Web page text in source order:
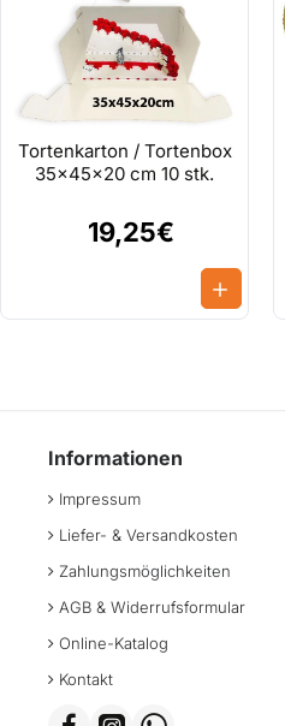
Tortenkarton / Tortenbox
35x45x20 cm 10 stk.
19,25€
Informationen
Impressum
Liefer- & Versandkosten
Zahlungsmöglichkeiten
AGB & Widerrufsformular
Online-Katalog
Kontakt